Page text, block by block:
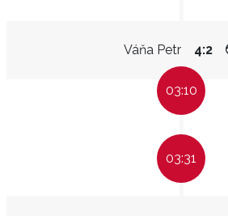
Váňa Petr 4:2
03:10
03:31